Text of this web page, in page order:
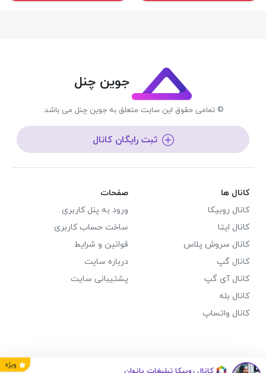
جوین چنل
© تمامی حقوق این سایت متعلق به جوین چنل می باشد.
ثبت رایگان کانال
کانال ها
کانال روبیکا
کانال ایتا
کانال سروش پلاس
کانال گپ
کانال آی گپ
کانال بله
کانال واتساپ
صفحات
ورود به پنل کاربری
ساخت حساب کاربری
قوانین و شرایط
درباره سایت
پشتیبانی سایت
ویژه